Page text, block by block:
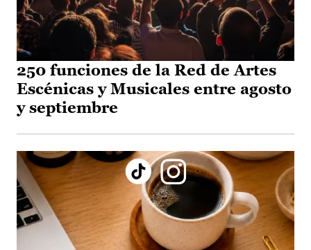
250 funciones de la Red de Artes
Escénicas y Musicales entre agosto
y septiembre